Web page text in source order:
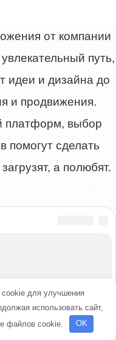
от компании
путь,
идеи и дизайна до
и продвижения.
платформ, выбор
помогут сделать
а полюбят.
cookie для улучшения
использовать сайт,
файлов cookie.
OK